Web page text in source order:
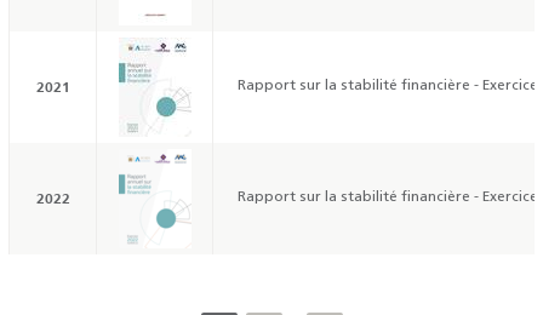
2021 Rapport sur la stabilité financière - Exercice
2022 Rapport sur la stabilité financière - Exercice